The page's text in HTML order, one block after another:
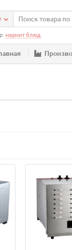
мармит блюд